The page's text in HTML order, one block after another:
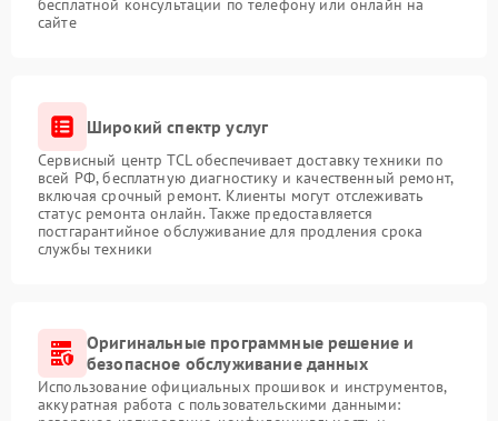
бесплатной консультации по телефону или онлайн на
сайте
Широкий спектр услуг
Сервисный центр TCL обеспечивает доставку техники по
всей РФ, бесплатную диагностику и качественный ремонт,
включая срочный ремонт. Клиенты могут отслеживать
статус ремонта онлайн. Также предоставляется
постгарантийное обслуживание для продления срока
службы техники
Оригинальные программные решение и
безопасное обслуживание данных
Использование официальных прошивок и инструментов,
аккуратная работа с пользовательскими данными: